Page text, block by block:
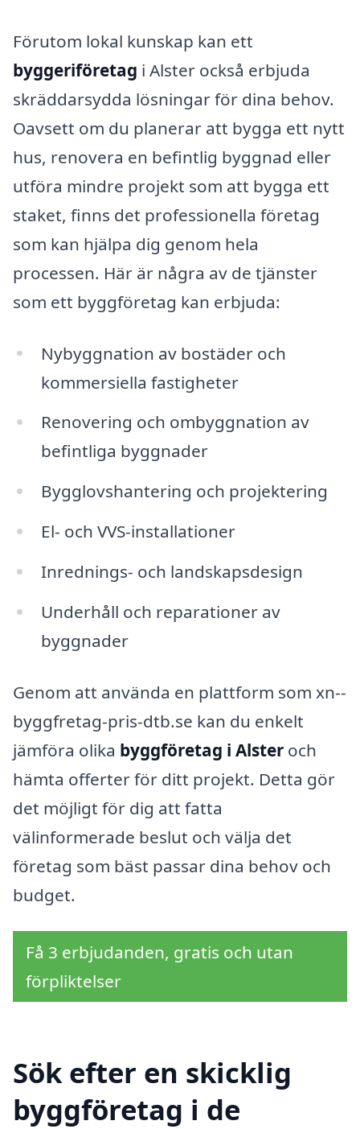
Förutom lokal kunskap kan ett
byggeriföretag i Alster också erbjuda
skräddarsydda lösningar för dina behov.
Oavsett om du planerar att bygga ett nytt
hus, renovera en befintlig byggnad eller
utföra mindre projekt som att bygga ett
staket, finns det professionella företag
som kan hjälpa dig genom hela
processen. Här är några av de tjänster
som ett byggföretag kan erbjuda:
Nybyggnation av bostäder och
kommersiella fastigheter
Renovering och ombyggnation av
befintliga byggnader
Bygglovshantering och projektering
El- och VVS-installationer
Inrednings- och landskapsdesign
Underhåll och reparationer av
byggnader
Genom att använda en plattform som xn--
byggfretag-pris-dtb.se kan du enkelt
jämföra olika byggföretag i Alster och
hämta offerter för ditt projekt. Detta gör
det möjligt för dig att fatta
välinformerade beslut och välja det
företag som bäst passar dina behov och
budget.
Få 3 erbjudanden, gratis och utan
förpliktelser
Sök efter en skicklig
byggföretag i de